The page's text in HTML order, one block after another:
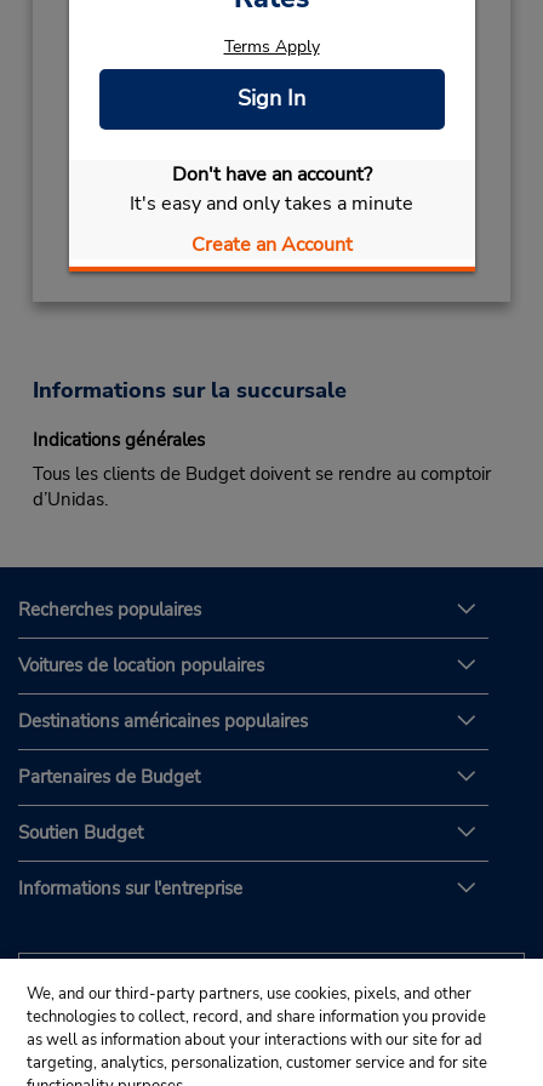
Terms Apply
Sign In
Don't have an account?
It's easy and only takes a minute
Create an Account
Heures d'exploitation :
Mon - Fri 11:00 AM - 12:00 PM
Si vous arrivez, le comptoir de location se
de marche du stationnement.
Informations sur la succursale
Indications générales
Tous les clients de Budget doivent se rendre au comptoir
d’Unidas.
Recherches populaires
Voitures de location populaires
Destinations américaines populaires
Partenaires de Budget
Soutien Budget
Informations sur l'entreprise
We, and our third-party partners, use cookies, pixels, and other
technologies to collect, record, and share information you provide
as well as information about your interactions with our site for ad
targeting, analytics, personalization, customer service and for site